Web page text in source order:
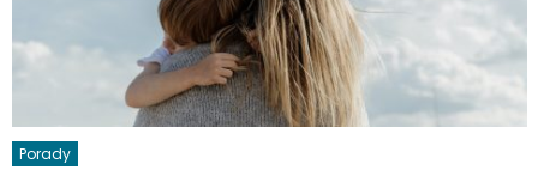
Porady